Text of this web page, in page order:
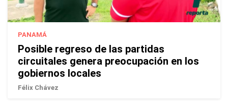
PANAMÁ
Posible regreso de las partidas
circuitales genera preocupación en los
gobiernos locales
Félix Chávez